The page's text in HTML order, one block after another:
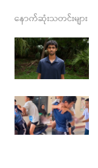
c
e
b
o
o
k
s
t
a
g
r
a
m
s
နောက်ဆုံးသတင်းများ